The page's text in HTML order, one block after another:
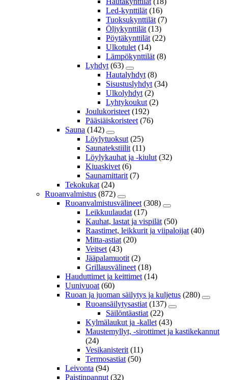
Led-kynttilät (16)
Tuoksukynttilät (7)
Öljykynttilät (13)
Pöytäkynttilät (22)
Ulkotulet (14)
Lämpökynttilät (8)
Lyhdyt (63)
Hautalyhdyt (8)
Sisustuslyhdyt (34)
Ulkolyhdyt (2)
Lyhtykoukut (2)
Joulukoristeet (192)
Pääsiäiskoristeet (76)
Sauna (142)
Löylytuoksut (25)
Saunatekstiilit (11)
Löylykauhat ja -kiulut (32)
Kiuaskivet (6)
Saunamittarit (7)
Tekokukat (24)
Ruoanvalmistus (872)
Ruoanvalmistusvälineet (308)
Leikkuulaudat (17)
Kauhat, lastat ja vispilät (50)
Raastimet, leikkurit ja viipaloijat (40)
Mitta-astiat (20)
Veitset (43)
Jääpalamuotit (2)
Grillausvälineet (18)
Hauduttimet ja keittimet (14)
Uunivuoat (60)
Ruoan ja juoman säilytys ja kuljetus (280)
Ruoansäilytysastiat (137)
Säilöntäastiat (22)
Kylmälaukut ja -kallet (43)
Maustemyllyt, -sirottimet ja kastikekannut
(24)
Vesikanisterit (11)
Termosastiat (50)
Leivonta (94)
Paistinpannut (32)